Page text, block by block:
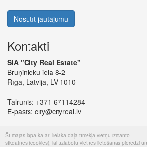
Šī mājas lapa kā arī lielākā daļa tīmekļa vietņu izmanto
sīkdatnes (cookies), lai uzlabotu vietnes lietošanas pieredzi un
Nosūtīt jautājumu
Kontakti
SIA "City Real Estate"
Bruņinieku iela 8-2
Rīga, Latvija, LV-1010
Tālrunis: +371 67114284
E-pasts: city@cityreal.lv